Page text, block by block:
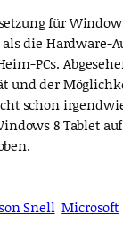
für
die Hardware-
PCs.
und der
schon
8 Tablet
Snell Microsoft